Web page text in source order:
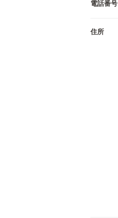
電話番号
住所